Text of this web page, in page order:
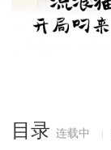
目录 连载中